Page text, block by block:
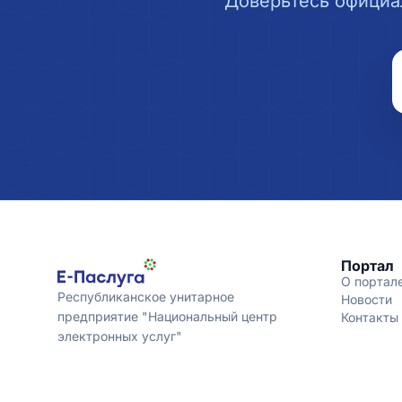
Республиканское унитарное
предприятие "Национальный центр
электронных услуг"
Портал
О
Новости
Контакты